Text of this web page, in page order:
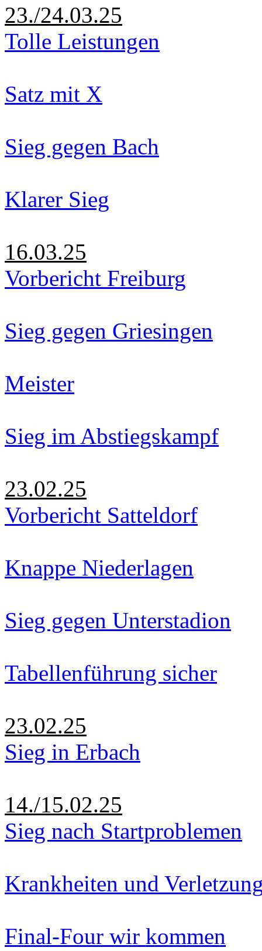
23./24.03.25
Tolle Leistungen
Satz mit X
Sieg gegen Bach
Klarer Sieg
16.03.25
Vorbericht Freiburg
Sieg gegen Griesingen
Meister
Sieg im Abstiegskampf
23.02.25
Vorbericht Satteldorf
Knappe Niederlagen
Sieg gegen Unterstadion
Tabellenführung sicher
23.02.25
Sieg in Erbach
14./15.02.25
Sieg nach Startproblemen
Krankheiten und
Final-Four wir kommen